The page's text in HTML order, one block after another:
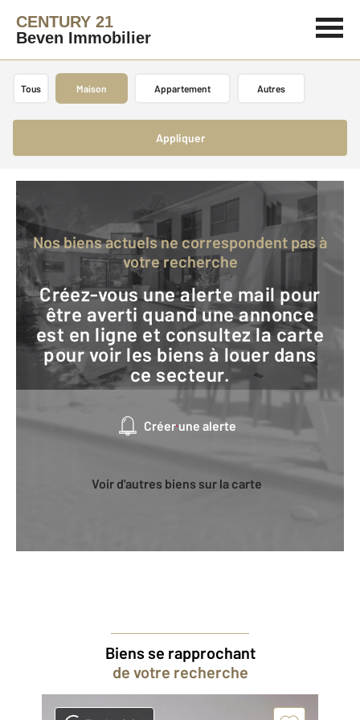
CENTURY 21
Beven Immobilier
Tous Maison Appartement Autres
Appliquer
Nos biens actuels ne correspondent pas à
votre recherche
Créez-vous une alerte mail pour
être averti quand une annonce
est en ligne et consultez la carte
pour voir les biens à louer dans
ce secteur.
Créer une alerte
Voir d'autres biens sur la carte
Biens se rapprochant
de votre recherche